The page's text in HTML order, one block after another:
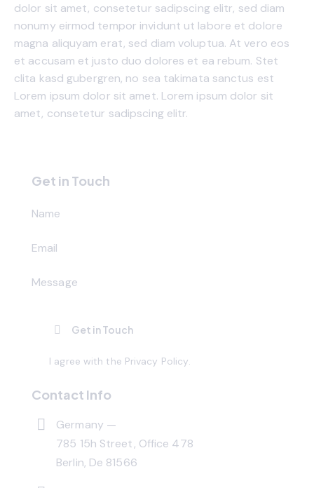
dolor sit amet, consetetur sadipscing elitr, sed diam
nonumy eirmod tempor invidunt ut labore et dolore
magna aliquyam erat, sed diam voluptua. At vero eos
et accusam et justo duo dolores et ea rebum. Stet
clita kasd gubergren, no sea takimata sanctus est
Lorem ipsum dolor sit amet. Lorem ipsum dolor sit
amet, consetetur sadipscing elitr.
Get in Touch
I agree with the Privacy Policy.
Contact Info
Germany —
785 15h Street, Office 478
Berlin, De 81566